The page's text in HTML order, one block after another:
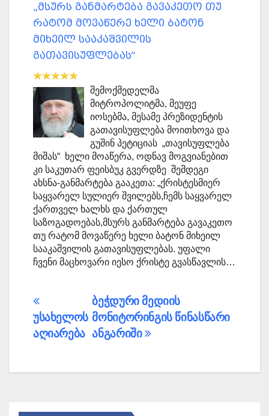
„მსურს განმარტება გავაკეთო თუ
რატომ მოვაწერე ხელი ბატონ
მიხეილ სააკაშვილის
გათავისუფლებას“
შემოქმედელმა
მიტროპოლიტმა, მეუფე
იოსებმა, მესამე პრეზიდენტის
გათავისუფლება მოითხოვა და
გუშინ პეტიციას „თავისუფლება
მიშას“ ხელი მოაწერა, ოდნავ მოგვიანებით
კი საკუთარ ფეისბუკ გვერდზე შემდეგი
ახსნა-განმარტება გააკეთა: „ქრისტესმიერ
საყვარელ სულიერ შვილებს,ჩემს საყვარელ
ქართველ ხალხს და ქართულ
საზოგადოებას,მსურს განმარტება გავაკეთო
თუ რატომ მოვაწერე ხელი ბატონ მიხეილ
სააკაშვილის გათავისუფლებას. უფალი
ჩვენი მაცხოვარი იესო ქრისტე გვასწავლის…
პოსტის
ნავიგაცია
ბეჭდური მედიის
მონიტორინგის წინასწარი
ანგარიში
უსახელოს
აღიარება